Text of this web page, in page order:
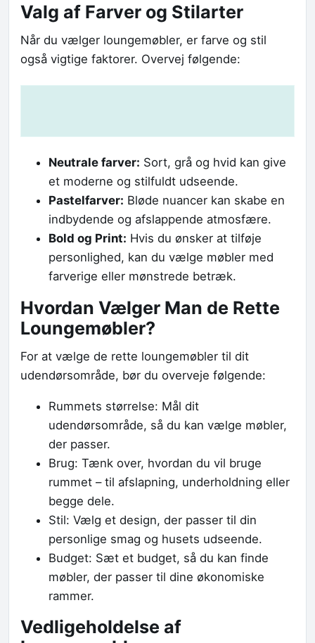
Valg af Farver og Stilarter
Når du vælger loungemøbler, er farve og stil
også vigtige faktorer. Overvej følgende:
Neutrale farver: Sort, grå og hvid kan give
et moderne og stilfuldt udseende.
Pastelfarver: Bløde nuancer kan skabe en
indbydende og afslappende atmosfære.
Bold og Print: Hvis du ønsker at tilføje
personlighed, kan du vælge møbler med
farverige eller mønstrede betræk.
Hvordan Vælger Man de Rette
Loungemøbler?
For at vælge de rette loungemøbler til dit
udendørsområde, bør du overveje følgende:
Rummets størrelse: Mål dit
udendørsområde, så du kan vælge møbler,
der passer.
Brug: Tænk over, hvordan du vil bruge
rummet – til afslapning, underholdning eller
begge dele.
Stil: Vælg et design, der passer til din
personlige smag og husets udseende.
Budget: Sæt et budget, så du kan finde
møbler, der passer til dine økonomiske
rammer.
Vedligeholdelse af